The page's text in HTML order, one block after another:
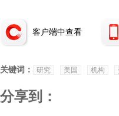
客户端中查看
关键词： 研究 美国 机构
分享到：